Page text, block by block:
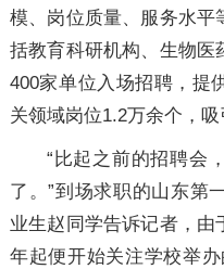
模、岗位质量、服务水平
括教育科研机构、生物医
400家单位入场招聘，提
关领域岗位1.2万余个，吸
“比起之前的招聘会
了。”到场求职的山东第
业生赵同学告诉记者，
年起便开始关注学校举